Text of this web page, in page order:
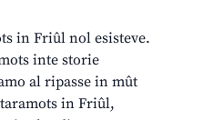
in Friûl nol esisteve.
inte storie
al ripasse in mût
in Friûl,